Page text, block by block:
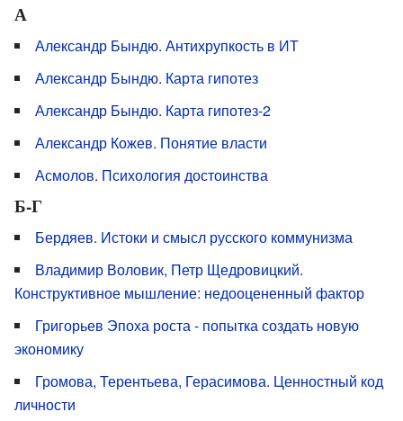
А
Александр Бындю. Антихрупкость в ИТ
Александр Бындю. Карта гипотез
Александр Бындю. Карта гипотез-2
Александр Кожев. Понятие власти
Асмолов. Психология достоинства
Б-Г
Бердяев. Истоки и смысл русского коммунизма
Владимир Воловик, Петр Щедровицкий.
Конструктивное мышление: недооцененный фактор
Григорьев Эпоха роста - попытка создать новую
экономику
Громова, Терентьева, Герасимова. Ценностный код
личности